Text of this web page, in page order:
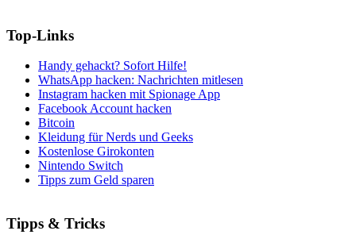
Top-Links
Handy gehackt? Sofort Hilfe!
WhatsApp hacken: Nachrichten mitlesen
Instagram hacken mit Spionage App
Facebook Account hacken
Bitcoin
Kleidung für Nerds und Geeks
Kostenlose Girokonten
Nintendo Switch
Tipps zum Geld sparen
Tipps & Tricks